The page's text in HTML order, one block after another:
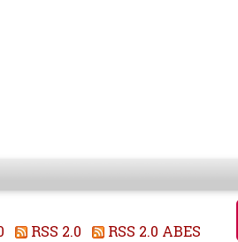
RSS 2.0
RSS 2.0 ABES